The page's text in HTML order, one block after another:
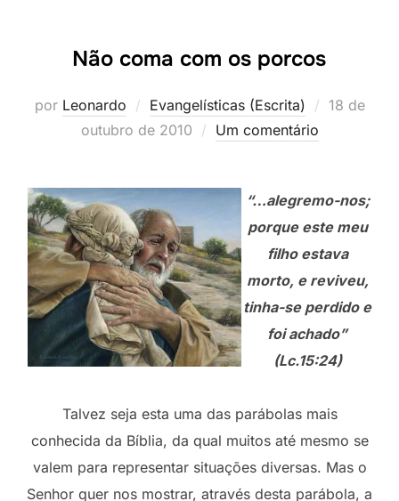
Não coma com os porcos
por Leonardo Evangelísticas (Escrita)
Postado
18 de
outubro de 2010
Um comentário
“…alegremo-nos;
porque este meu
filho estava
morto, e reviveu,
tinha-se perdido e
foi achado”
(Lc.15:24)
Talvez seja esta uma das parábolas mais
conhecida da Bíblia, da qual muitos até mesmo se
valem para representar situações diversas. Mas o
Senhor quer nos mostrar, através desta parábola, a